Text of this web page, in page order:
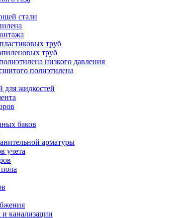
стали
труб
труб
низкого давления
полиэтилена
для жидкостей
баков
арматуры
учета
канализации